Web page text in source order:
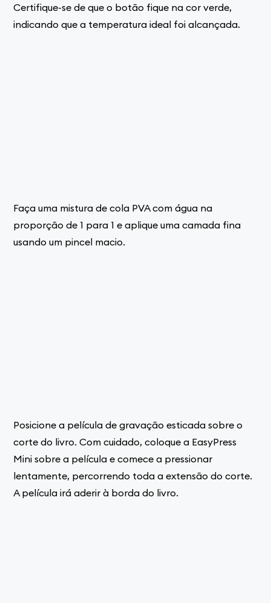
Certifique-se de que o botão fique na cor verde,
indicando que a temperatura ideal foi alcançada.
Faça uma mistura de cola PVA com água na
proporção de 1 para 1 e aplique uma camada fina
usando um pincel macio.
Posicione a película de gravação esticada sobre o
corte do livro. Com cuidado, coloque a EasyPress
Mini sobre a película e comece a pressionar
lentamente, percorrendo toda a extensão do corte.
A película irá aderir à borda do livro.